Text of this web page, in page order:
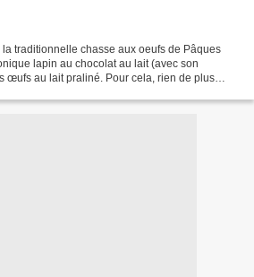
traditionnelle chasse aux oeufs de Pâques
lapin au chocolat au lait (avec son
œufs au lait praliné. Pour cela, rien de plus